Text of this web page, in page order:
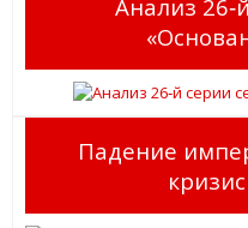
Анализ
Падение